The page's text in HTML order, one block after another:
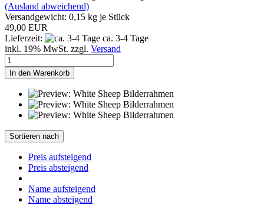
(Ausland abweichend)
Versandgewicht: 0,15 kg je Stück
49,00 EUR
Lieferzeit:
ca. 3-4 Tage
inkl. 19% MwSt. zzgl. Versand
In den Warenkorb
Sortieren nach
Preis aufsteigend
Preis absteigend
Name aufsteigend
Name absteigend